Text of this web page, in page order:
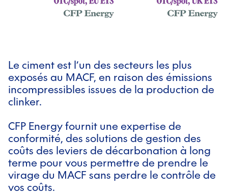
Le ciment est l’un des secteurs les plus
exposés au MACF, en raison des émissions
incompressibles issues de la production de
clinker.
CFP Energy fournit une expertise de
conformité, des solutions de gestion des
coûts des leviers de décarbonation à long
terme pour vous permettre de prendre le
virage du MACF sans perdre le contrôle de
vos coûts.